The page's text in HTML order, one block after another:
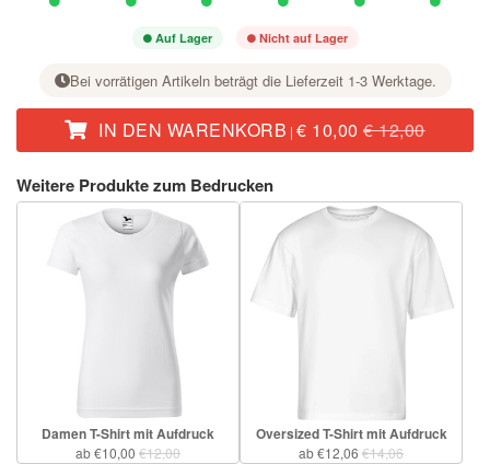
Auf Lager Nicht auf Lager
Bei vorrätigen Artikeln beträgt die Lieferzeit 1-3 Werktage.
IN DEN WARENKORB |€ 10,00€ 12,00
Weitere Produkte zum Bedrucken
Damen T-Shirt mit Aufdruck
ab €10,00 €12,00
Oversized T-Shirt mit Aufdruck
ab €12,06 €14,06